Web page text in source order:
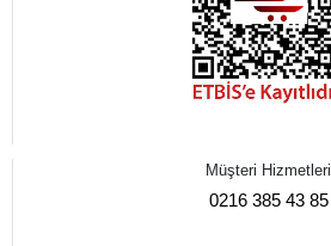
Müşteri Hizmetleri
0216 385 43 85